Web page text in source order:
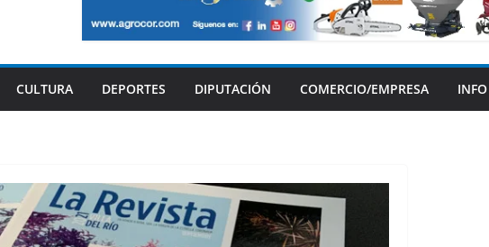
CULTURA DEPORTES DIPUTACIÓN COMERCIO/EMPRESA INFO